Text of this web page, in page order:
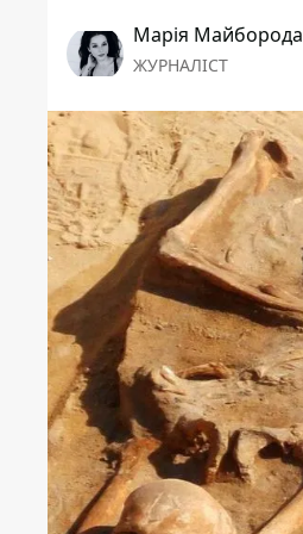
Марія Майборода
ЖУРНАЛІСТ